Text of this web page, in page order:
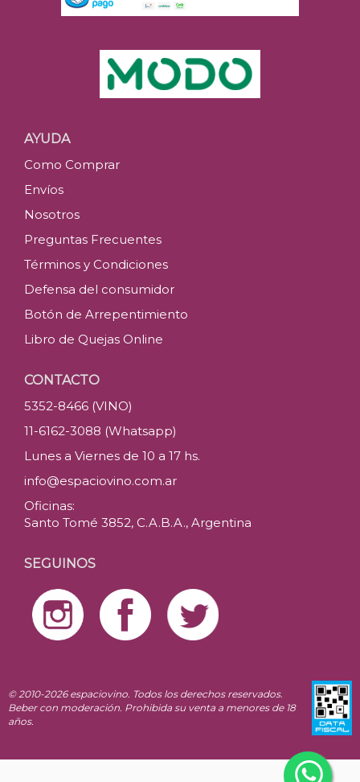
AYUDA
Como Comprar
Envíos
Nosotros
Preguntas Frecuentes
Términos y Condiciones
Defensa del consumidor
Botón de Arrepentimiento
Libro de Quejas Online
CONTACTO
5352-8466 (VINO)
11-6162-3088 (Whatsapp)
Lunes a Viernes de 10 a 17 hs.
info@espaciovino.com.ar
Oficinas:
Santo Tomé 3852, C.A.B.A., Argentina
SEGUINOS
© 2010-2026 espaciovino. Todos los derechos reservados.
Beber con moderación. Prohibida su venta a menores de 18
años.